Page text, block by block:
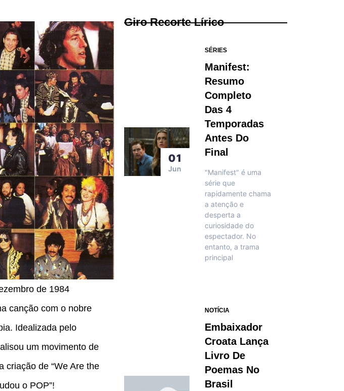
de 1984
canção com o nobre
Idealizada pelo
um movimento de
criação de “We Are the
o POP”!
Giro Recorte Lírico
01
Jun
SÉRIES
Manifest:
Resumo
Completo
Das 4
Temporadas
Antes Do
Final
"Manifest" é uma
série que
rapidamente chama
a atenção e
desperta a
curiosidade do
espectador. No
entanto, a trama
principal
NOTÍCIA
Embaixador
Croata Lança
Livro De
Poemas No
Brasil